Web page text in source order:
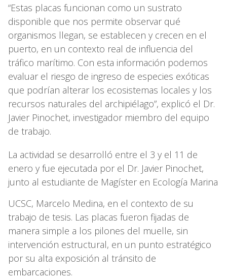
“Estas placas funcionan como un sustrato
disponible que nos permite observar qué
organismos llegan, se establecen y crecen en el
puerto, en un contexto real de influencia del
tráfico marítimo. Con esta información podemos
evaluar el riesgo de ingreso de especies exóticas
que podrían alterar los ecosistemas locales y los
recursos naturales del archipiélago”, explicó el Dr.
Javier Pinochet, investigador miembro del equipo
de trabajo.
La actividad se desarrolló entre el 3 y el 11 de
enero y fue ejecutada por el Dr. Javier Pinochet,
junto al estudiante de Magíster en Ecología Marina
UCSC, Marcelo Medina, en el contexto de su
trabajo de tesis. Las placas fueron fijadas de
manera simple a los pilones del muelle, sin
intervención estructural, en un punto estratégico
por su alta exposición al tránsito de
embarcaciones.